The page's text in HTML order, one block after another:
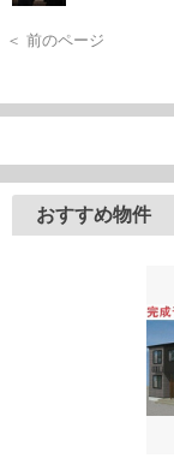
＜ 前のページ
おすすめ物件